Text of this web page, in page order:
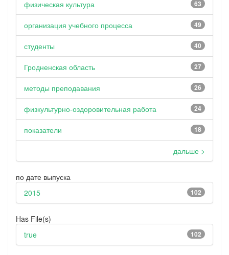
63
физическая культура
49
организация учебного процесса
40
студенты
27
Гродненская область
26
методы преподавания
24
физкультурно-оздоровительная работа
18
показатели
дальше >
по дате выпуска
102
2015
Has File(s)
102
true